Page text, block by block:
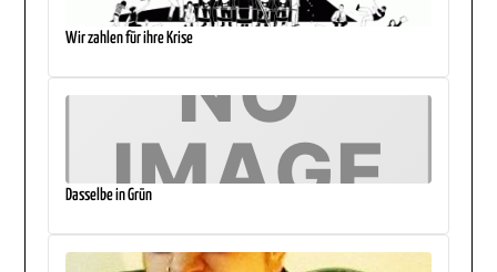
Wir zahlen für ihre Krise
Dasselbe in Grün